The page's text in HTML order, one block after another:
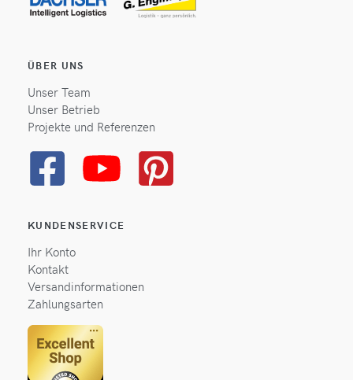
ÜBER UNS
Unser Team
Unser Betrieb
Projekte und Referenzen
KUNDENSERVICE
Ihr Konto
Kontakt
Versandinformationen
Zahlungsarten